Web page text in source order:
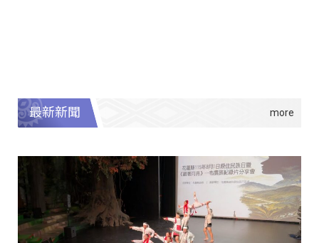
最新新聞